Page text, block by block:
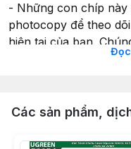
- Những con chíp này
photocopy để theo
hiện tại của bạn.
để cung cấp các
Các sản phẩm,